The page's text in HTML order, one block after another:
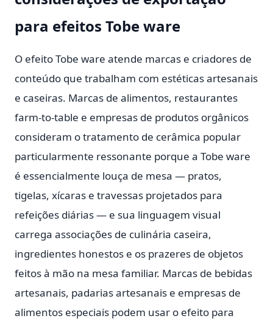
para efeitos Tobe ware
O efeito Tobe ware atende marcas e criadores de
conteúdo que trabalham com estéticas artesanais
e caseiras. Marcas de alimentos, restaurantes
farm-to-table e empresas de produtos orgânicos
consideram o tratamento de cerâmica popular
particularmente ressonante porque a Tobe ware
é essencialmente louça de mesa — pratos,
tigelas, xícaras e travessas projetados para
refeições diárias — e sua linguagem visual
carrega associações de culinária caseira,
ingredientes honestos e os prazeres de objetos
feitos à mão na mesa familiar. Marcas de bebidas
artesanais, padarias artesanais e empresas de
alimentos especiais podem usar o efeito para